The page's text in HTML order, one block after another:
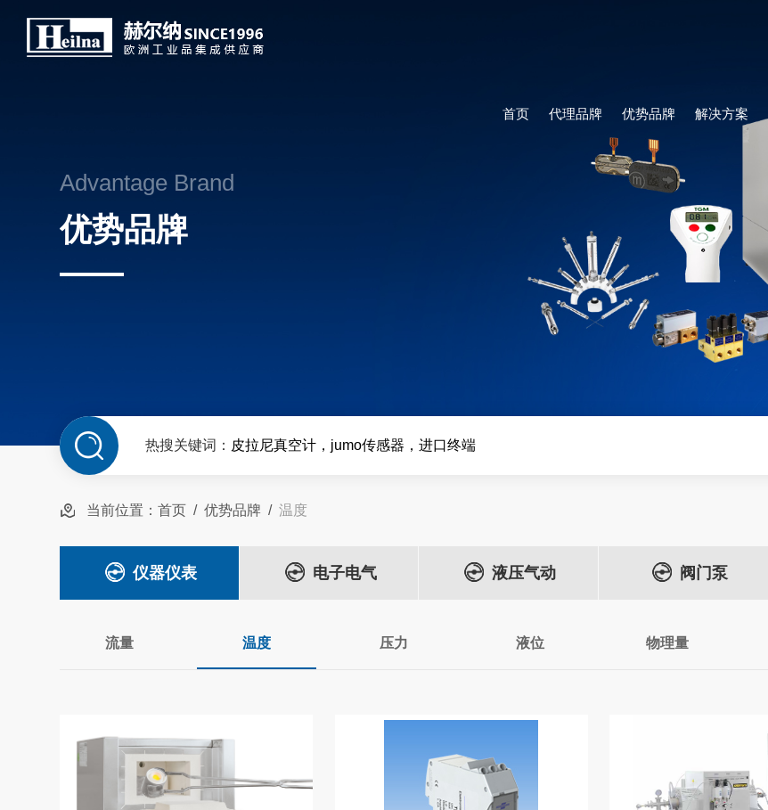
首页 代理品牌 优势品牌 解决方案
Advantage Brand
优势品牌
热搜关键词： 皮拉尼真空计，jumo传感器，进口终端
当前位置：首页 /优势品牌 /温度
仪器仪表 电子电气 液压气动 阀门泵
流量 温度 压力 液位 物理量